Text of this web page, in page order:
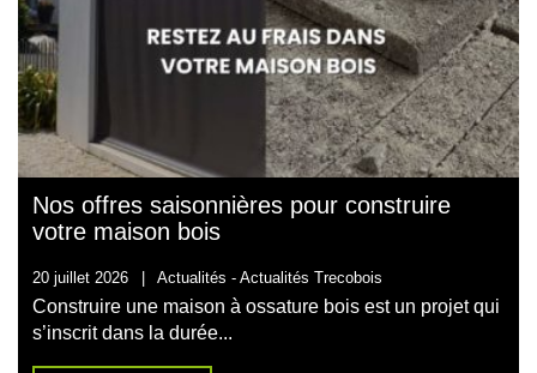
Nos offres saisonnières pour construire
votre maison bois
20 juillet 2026 | Actualités - Actualités Trecobois
Construire une maison à ossature bois est un projet qui
s’inscrit dans la durée...